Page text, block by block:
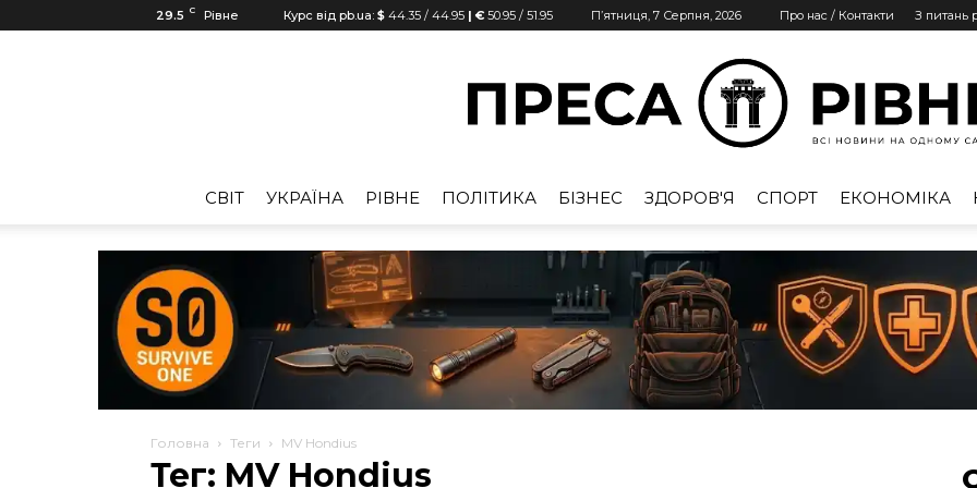
29.5 C Рівне Курс від pb.ua: $ 44.35 / 44.95 | € 50.95 / 51.95 П’ятниця, 7 Серпня, 2026 Про нас / Контакти З питань
Рівне
CВІТ УКРАЇНА РІВНЕ ПОЛІТИКА БІЗНЕС ЗДОРОВ'Я СПОРТ ЕКОНОМІКА
Головна Теги MV Hondius
Тег: MV Hondius